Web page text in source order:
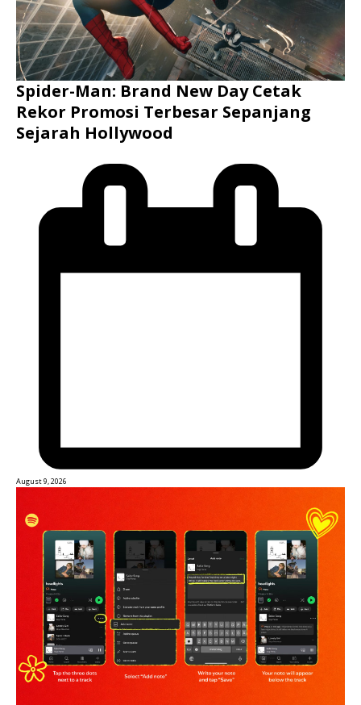
Spider-Man: Brand New Day Cetak
Rekor Promosi Terbesar Sepanjang
Sejarah Hollywood
August 9, 2026